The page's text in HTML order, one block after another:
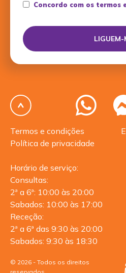
Concordo com os termos
Termos e condições
Política de privacidade
Horário de serviço:
Consultas:
2ª a 6ª: 10:00 às 20:00
Sabados: 10:00 às 17:00
Receção:
2ª a 6ª das 9:30 às 20:00
Sabados: 9:30 às 18:30
© 2026 - Todos os direitos